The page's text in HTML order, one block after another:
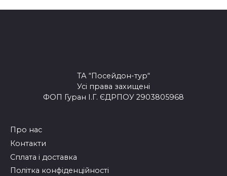
ТА “Посейдон-тур“
Усі права захищені
ФОП Гуран І.Г. ЄДРПОУ 2903805968
Про нас
Контакти
Сплата і доставка
Політка конфіденційності